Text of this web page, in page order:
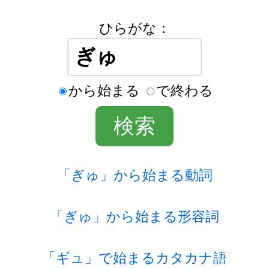
ひらがな：
から始まる で終わる
「ぎゅ」から始まる動詞
「ぎゅ」から始まる形容詞
「ギュ」で始まるカタカナ語